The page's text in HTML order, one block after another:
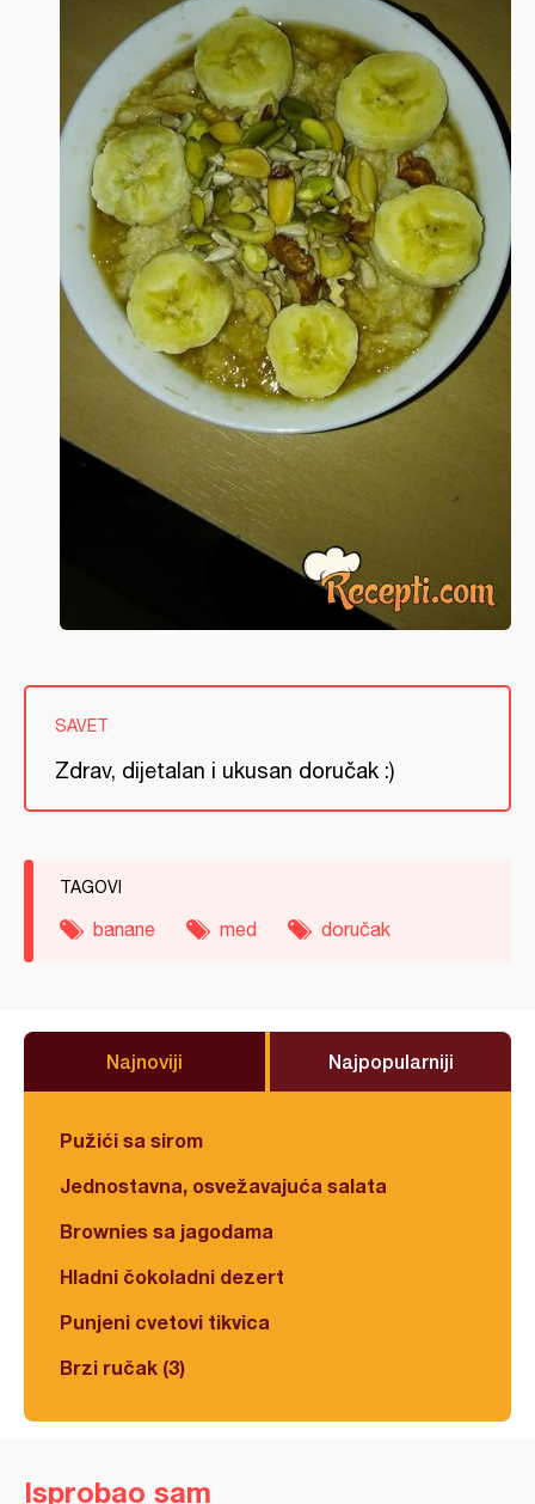
SAVET
Zdrav, dijetalan i ukusan doručak :)
TAGOVI
banane med doručak
Najnoviji Najpopularniji
Pužići sa sirom
Jednostavna, osvežavajuća salata
Brownies sa jagodama
Hladni čokoladni dezert
Punjeni cvetovi tikvica
Brzi ručak (3)
Isprobao sam